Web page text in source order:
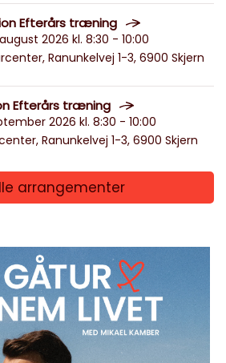
Efterårs træning
2026 kl. 8:30 - 10:00
Ranunkelvej 1-3, 6900 Skjern
Efterårs træning
2026 kl. 8:30 - 10:00
Ranunkelvej 1-3, 6900 Skjern
arrangementer